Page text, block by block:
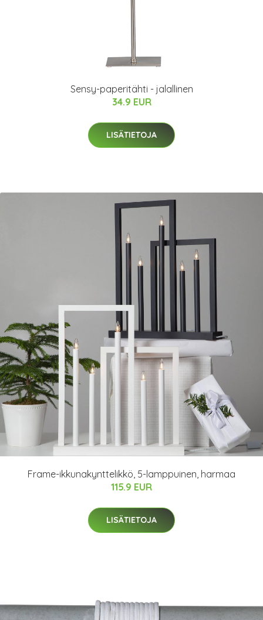
Sensy-paperitähti - jalallinen
34.9 EUR
LISÄTIETOJA
Frame-ikkunakynttelikkö, 5-lamppuinen, harmaa
115.9 EUR
LISÄTIETOJA